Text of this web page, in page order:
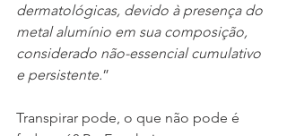
dermatológicas, devido à presença do
metal alumínio em sua composição,
considerado não-essencial cumulativo
e persistente.”
Transpirar pode, o que não pode é